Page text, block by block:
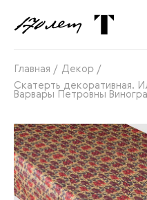
Главная / Декор /
Скатерть декоративная.
Варвары Петровны